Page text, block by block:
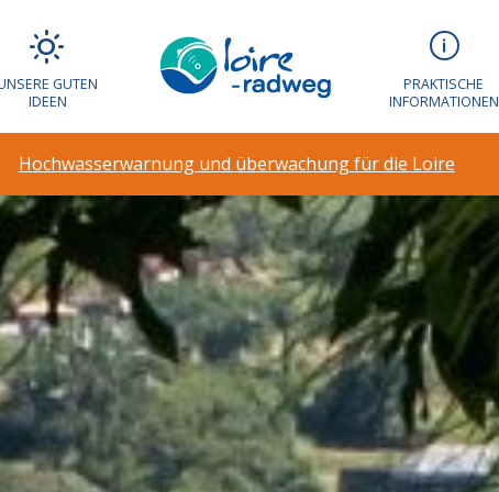
GUTEN
IDEEN
PRAKTISCHE
INFORMATIONEN
Hochwasserwarnung und überwachung für die Loire